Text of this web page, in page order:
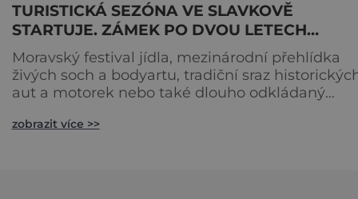
TURISTICKÁ SEZÓNA VE SLAVKOVĚ
STARTUJE. ZÁMEK PO DVOU LETECH
OVLÁDNOU VELKOLEPÉ AKCE
Moravský festival jídla, mezinárodní přehlídka
živých soch a bodyartu, tradiční sraz
aut a motorek nebo také dlouho odkládaný
festivalů i historických akcí. Nejen tak bude
zobrazit více >>